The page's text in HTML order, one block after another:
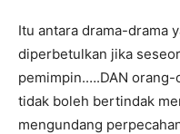
Itu antara drama-drama
diperbetulkan jika
pemimpin.….DAN
tidak boleh bertindak
mengundang